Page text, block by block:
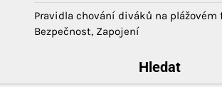
Pravidla chování diváků na plážovém
Bezpečnost, Zapojení
Hledat